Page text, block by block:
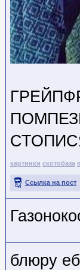
картинки скотобаза
Ссылка на пост
блюру